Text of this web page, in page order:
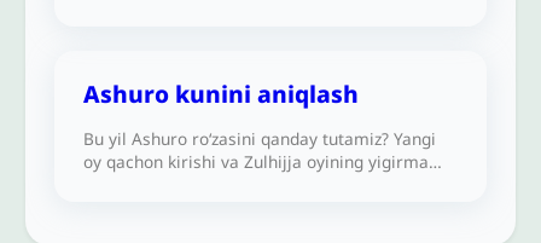
Ashuro kunini aniqlash
Bu yil Ashuro roʻzasini qanday tutamiz? Yangi
oy qachon kirishi va Zulhijja oyining yigirma